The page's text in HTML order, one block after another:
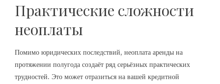
Практические сложности
неоплаты
Помимо юридических последствий, неоплата аренды на
протяжении полугода создаёт ряд серьёзных практических
трудностей. Это может отразиться на вашей кредитной